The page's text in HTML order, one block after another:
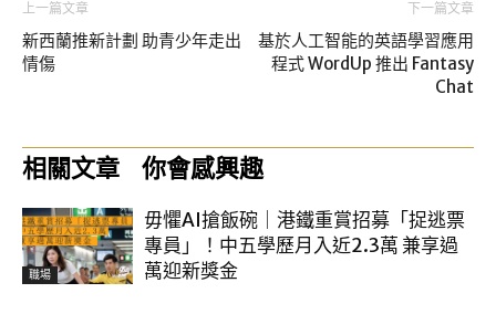
上一篇文章
新西蘭推新計劃 助青少年走出
情傷
下一篇文章
基於人工智能的英語學習應用
程式 WordUp 推出 Fantasy
Chat
相關文章 你會感興趣
職場
毋懼AI搶飯碗｜港鐵重賞招募「捉逃票
專員」！中五學歷月入近2.3萬 兼享過
萬迎新獎金